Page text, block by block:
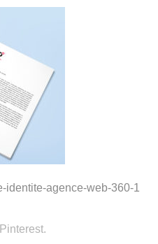
identite-agence-web-360-1
Pinterest.